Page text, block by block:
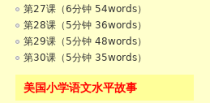
第27课（6分钟 54words）
第28课（5分钟 36words）
第29课（5分钟 48words）
第30课（5分钟 35words）
美国小学语文水平故事